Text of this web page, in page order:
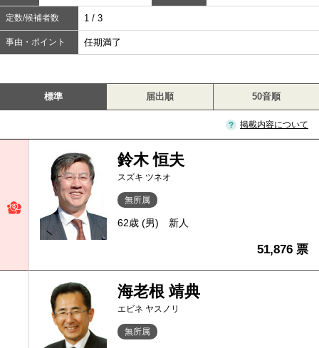
定数/候補者数 1 / 3
事由・ポイント 任期満了
標準 届出順 50音順
掲載内容について
鈴木 恒夫
スズキ ツネオ
無所属
62歳 (男) 新人
51,876 票
海老根 靖典
エビネ ヤスノリ
無所属